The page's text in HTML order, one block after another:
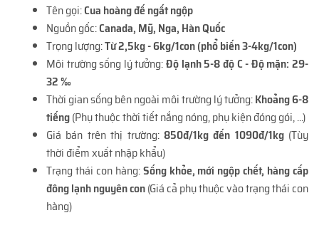
Tên gọi:Cua hoàng đế ngất ngộp
Nguồn gốc:Canada, Mỹ, Nga, Hàn Quốc
Trọng lượng:Từ 2,5kg - 6kg/1con (phổ biến 3-4kg/1con)
Môi trường sống lý tưởng:Độ lạnh 5-8 độ C - Độ mặn: 29-
32 ‰
Thời gian sống bên ngoài môi trường lý tưởng:Khoảng 6-8
tiếng(Phụ thuộc thời tiết nắng nóng, phụ kiện đóng gói, ...)
Giá bán trên thị trường: 850đ/1kg đến 1090đ/1kg(Tùy
thời điểm xuất nhập khẩu)
Trạng thái con hàng:Sống khỏe, mới ngộp chết, hàng cấp
đông lạnh nguyên con(Giá cả phụ thuộc vào trạng thái con
hàng)